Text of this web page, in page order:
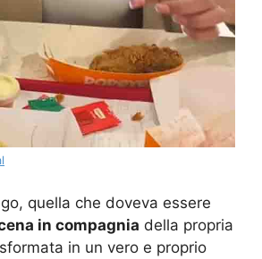
quella che doveva essere
in compagnia della propria
in un vero e proprio